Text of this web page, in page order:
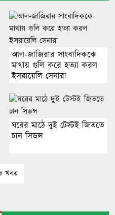
আল-জাজিরার সাংবাদিককে
মাথায় গুলি করে হত্যা করল
ইসরায়েলি সেনারা
ঘরের মাঠে দুই টেস্টই জিততে
চান সিডন্স
খবর